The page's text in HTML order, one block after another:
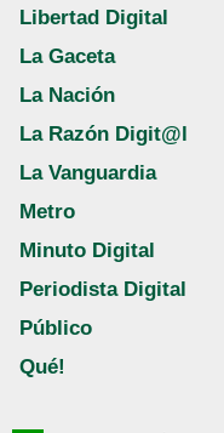
Libertad Digital
La Gaceta
La Nación
La Razón Digit@l
La Vanguardia
Metro
Minuto Digital
Periodista Digital
Público
Qué!